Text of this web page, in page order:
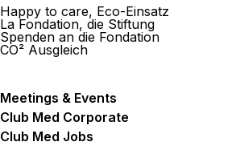
Happy to care, Eco-Einsatz
La Fondation, die Stiftung
Spenden an die Fondation
CO² Ausgleich
Meetings & Events
Club Med Corporate
Club Med Jobs